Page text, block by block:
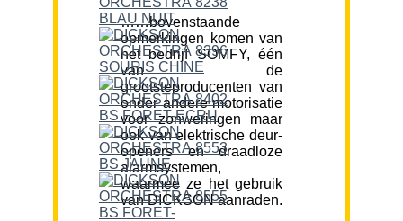
……bovenstaande
opmerkingen komen van
het bedrijf SOMFY, één
van de
grootsteproducenten van
onder andere motorisatie
voor zonweringen maar
ook van elektrische deur-
openers en draadloze
alarmsystemen,
waarmee ze het gebruik
van DICKSON aanraden.